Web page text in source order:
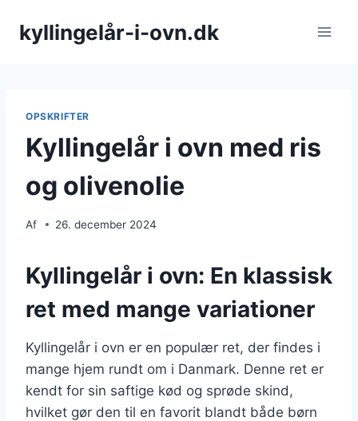
kyllingelår-i-ovn.dk
OPSKRIFTER
Kyllingelår i ovn med ris
og olivenolie
Af 26. december 2024
Kyllingelår i ovn: En klassisk
ret med mange variationer
Kyllingelår i ovn er en populær ret, der findes i
mange hjem rundt om i Danmark. Denne ret er
kendt for sin saftige kød og sprøde skind,
hvilket gør den til en favorit blandt både børn